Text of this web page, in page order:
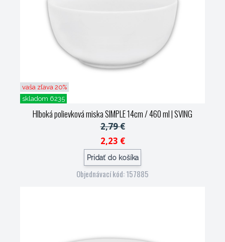
vaša zľava 20%
skladom 6235
Hlboká polievková miska SIMPLE 14cm / 460 ml| SVING
2,79 €
2,23 €
Pridať do košíka
Objednávací kód: 157885